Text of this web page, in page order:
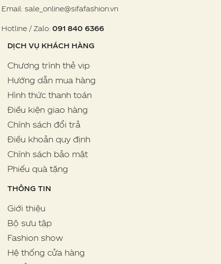
Email: sale_online@sifafashion.vn
Hotline / Zalo: 091 840 6366
DỊCH VỤ KHÁCH HÀNG
Chương trình thẻ vip
Hướng dẫn mua hàng
Hình thức thanh toán
Điều kiện giao hàng
Chính sách đổi trả
Điều khoản quy định
Chính sách bảo mật
Phiếu quà tặng
THÔNG TIN
Giới thiệu
Bộ sưu tập
Fashion show
Hệ thống cửa hàng